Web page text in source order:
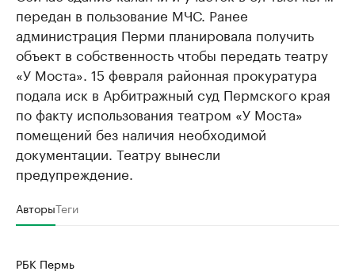
передан в пользование МЧС. Ранее
администрация Перми планировала получить
объект в собственность чтобы передать театру
«У Моста». 15 февраля районная прокуратура
подала иск в Арбитражный суд Пермского края
по факту использования театром «У Моста»
помещений без наличия необходимой
документации. Театру вынесли
предупреждение.
АвторыТеги
РБК Пермь